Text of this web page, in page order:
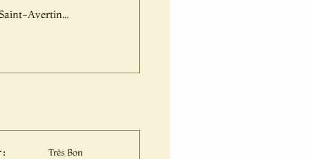
Avertin...
:
Très Bon